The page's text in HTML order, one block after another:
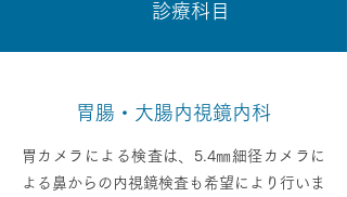
診療科目
胃腸・大腸内視鏡内科
胃カメラによる検査は、5.4㎜細径カメラに
よる鼻からの内視鏡検査も希望により行いま